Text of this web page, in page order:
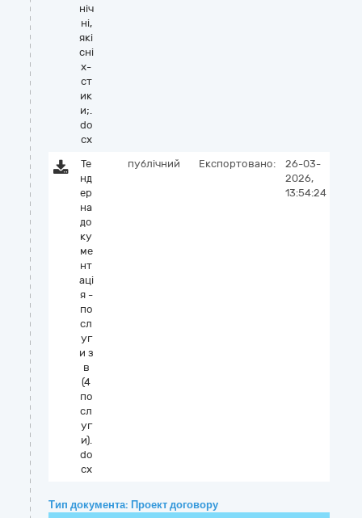
ніч
ні,
які
сні
х-
ст
ик
и;.
do
cx
Те
нд
ер
на
до
ку
ме
нт
аці
я -
по
сл
уг
и з
в
(4
по
сл
уг
и).
do
cx
публічний Експортовано:
26-03-
2026,
13:54:24
Тип документа: Проект договору